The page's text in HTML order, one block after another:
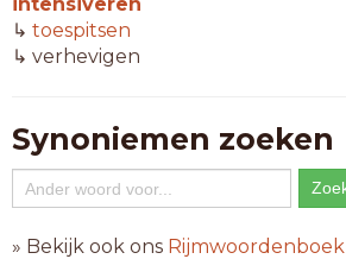
↳ toespitsen
↳ verhevigen
Synoniemen zoeken
» Bekijk ook ons Rijmwoordenboek